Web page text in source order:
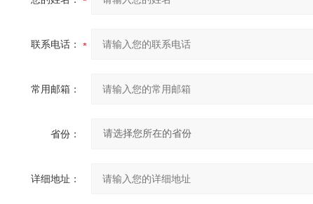
联系电话：
常用邮箱：
省份：
详细地址：